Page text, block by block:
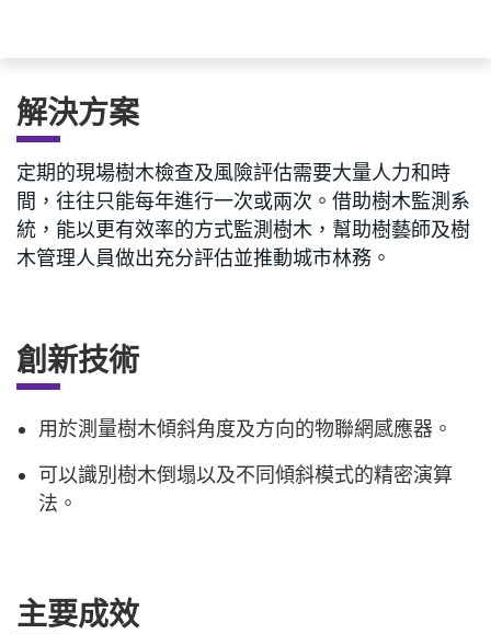
解決方案
定期的現場樹木檢查及風險評估需要大量人力和時
間，往往只能每年進行一次或兩次。借助樹木監測系
統，能以更有效率的方式監測樹木，幫助樹藝師及樹
木管理人員做出充分評估並推動城市林務。
創新技術
用於測量樹木傾斜角度及方向的物聯網感應器。
可以識別樹木倒塌以及不同傾斜模式的精密演算
法。
主要成效